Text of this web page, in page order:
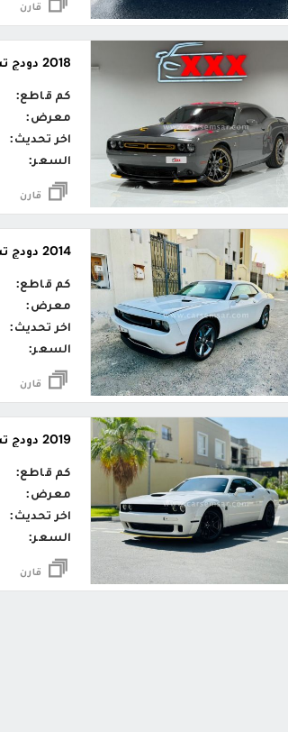
قارن
2018 دودج تشالنجر RT 5.7
كم قاطع:
معرض:
اخر تحديث:
السعر:
قارن
2014 دودج تشالنجر
كم قاطع:
معرض:
اخر تحديث:
السعر:
قارن
2019 دودج تشالنجر 6.4 V8
كم قاطع:
معرض:
اخر تحديث:
السعر:
قارن